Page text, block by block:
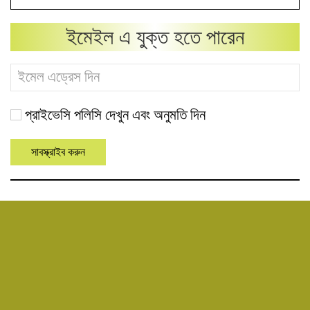
ইমেইল এ যুক্ত হতে পারেন
প্রাইভেসি পলিসি দেখুন এবং অনুমতি দিন